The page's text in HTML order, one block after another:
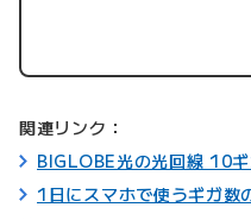
関連リンク：
BIGLOBE光の光回線 10
1日にスマホで使うギガ数